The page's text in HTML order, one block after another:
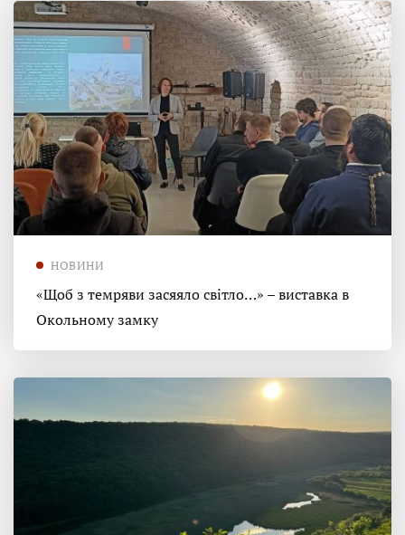
НОВИНИ
«Щоб з темряви засяяло світло…» – виставка в
Окольному замку